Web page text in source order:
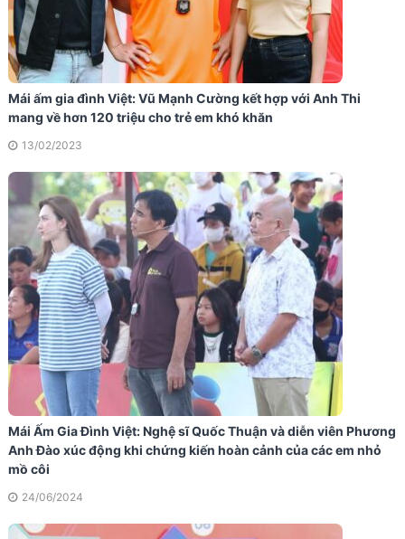
Mái ấm gia đình Việt: Vũ Mạnh Cường kết hợp với Anh Thi
mang về hơn 120 triệu cho trẻ em khó khăn
13/02/2023
Mái Ấm Gia Đình Việt: Nghệ sĩ Quốc Thuận và diễn viên Phương
Anh Đào xúc động khi chứng kiến hoàn cảnh của các em nhỏ
mồ côi
24/06/2024